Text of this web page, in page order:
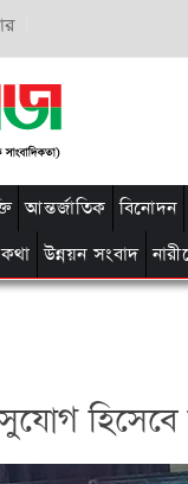
আন্তর্জাতিক বিনোদন
উন্নয়ন সংবাদ